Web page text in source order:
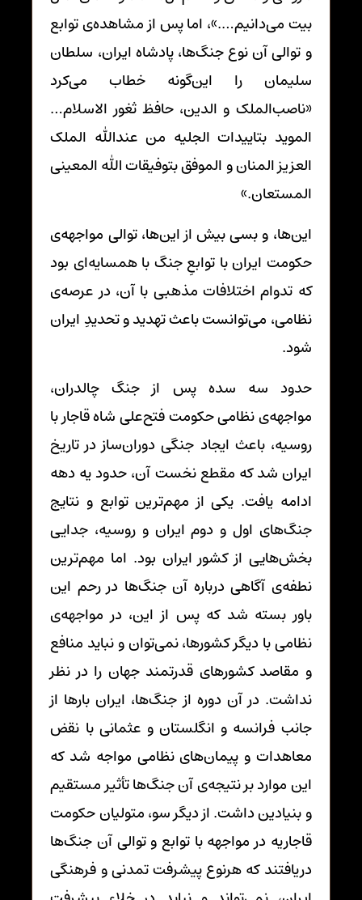
بیت می‌دانیم….»، اما پس از مشاهده‌ی توابع
و توالی آن نوع جنگ‌ها، پادشاه ایران، سلطان
سلیمان را این‌گونه خطاب می‌کرد
«ناصب‌الملک و الدین، حافظ ثغور الاسلام…
الموید بتاییدات الجلیه من عندالله الملک
العزیز المنان و الموفق بتوفیقات الله المعینی
المستعان.»
این‌ها، و بسی بیش از این‌ها، توالی مواجهه‌ی
حکومت ایران با توابعِ جنگ با همسایه‌ای بود
که تدوام اختلافات مذهبی با آن، در عرصه‌ی
نظامی، می‌توانست باعث تهدید و تحدیدِ ایران
شود.
حدود سه سده پس از جنگ چالدران،
مواجهه‌ی نظامی حکومت فتح‌علی شاه قاجار با
روسیه، باعث ایجاد جنگی دوران‌ساز در تاریخ
ایران شد که مقطع نخست آن، حدود یه دهه
ادامه یافت. یکی از مهم‌ترین توابع و نتایج
جنگ‌های اول و دوم ایران و روسیه، جدایی
بخش‌هایی از کشور ایران بود. اما مهم‌ترین
نطفه‌ی آگاهی درباره آن جنگ‌ها در رحم این
باور بسته شد که پس از این، در مواجهه‌ی
نظامی با دیگر کشورها، نمی‌توان و نباید منافع
و مقاصد کشورهای قدرتمند جهان را در نظر
نداشت. در آن دوره از جنگ‌ها، ایران بارها از
جانب فرانسه و انگلستان و عثمانی با نقض
معاهدات و پیمان‌های نظامی مواجه شد که
این موارد بر نتیجه‌ی آن جنگ‌ها تأثیر مستقیم
و بنیادین داشت. از دیگر سو، متولیان حکومت
قاجاریه در مواجهه با توابع و توالی آن جنگ‌ها
دریافتند که هرنوع پیشرفت تمدنی و فرهنگی